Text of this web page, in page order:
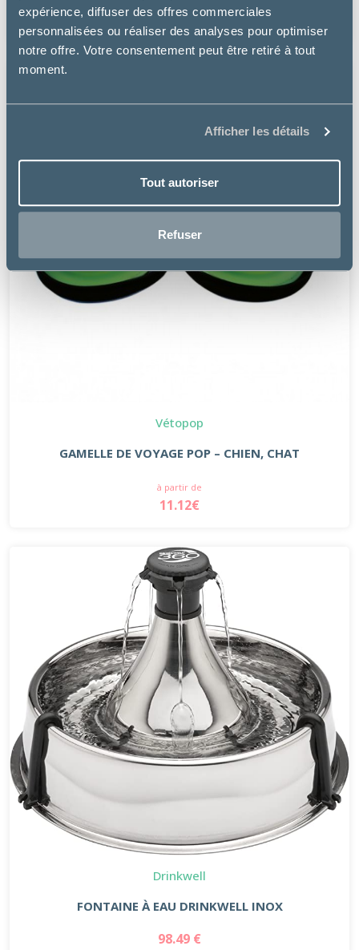
expérience, diffuser des offres commerciales
personnalisées ou réaliser des analyses pour optimiser
notre offre. Votre consentement peut être retiré à tout
moment.
Afficher les détails
Tout autoriser
Refuser
184.99 €
Vétopop
GAMELLE DE VOYAGE POP – CHIEN, CHAT
à partir de
11.12€
Drinkwell
FONTAINE À EAU DRINKWELL INOX
98.49 €